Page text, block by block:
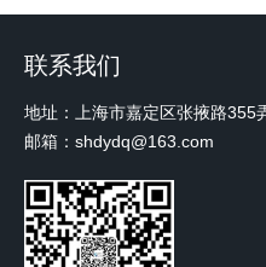
联系我们
地址：上海市嘉定区张掖路355
邮箱：shdydq@163.com